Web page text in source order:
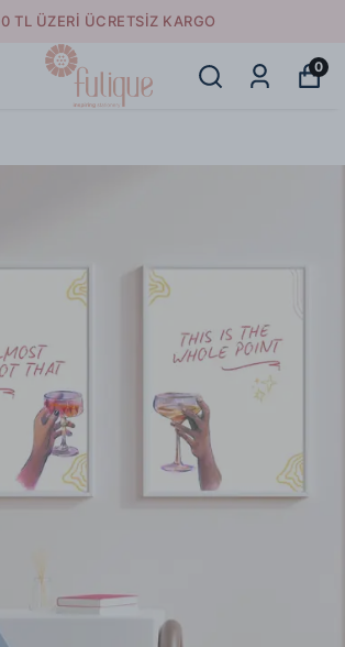
TL ÜZERI ÜCRETSIZ KARGO
0